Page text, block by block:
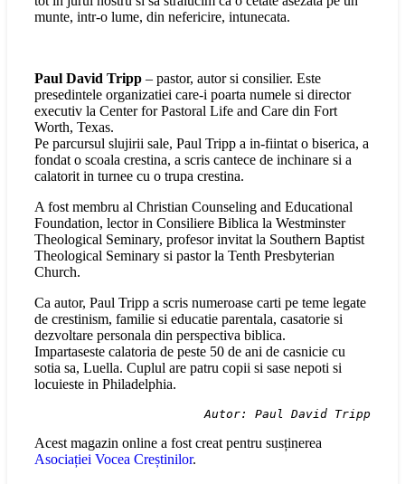
munte, intr-o lume, din nefericire, intunecata.
Paul David Tripp – pastor, autor si consilier. Este
presedintele organizatiei care-i poarta numele si director
executiv la Center for Pastoral Life and Care din Fort
Worth, Texas.
Pe parcursul slujirii sale, Paul Tripp a in-fiintat o biserica, a
fondat o scoala crestina, a scris cantece de inchinare si a
calatorit in turnee cu o trupa crestina.
A fost membru al Christian Counseling and Educational
Foundation, lector in Consiliere Biblica la Westminster
Theological Seminary, profesor invitat la Southern Baptist
Theological Seminary si pastor la Tenth Presbyterian
Church.
Ca autor, Paul Tripp a scris numeroase carti pe teme legate
de crestinism, familie si educatie parentala, casatorie si
dezvoltare personala din perspectiva biblica.
Impartaseste calatoria de peste 50 de ani de casnicie cu
sotia sa, Luella. Cuplul are patru copii si sase nepoti si
locuieste in Philadelphia.
Autor: Paul David Tripp
Acest magazin online a fost creat pentru susținerea
Asociației Vocea Creștinilor.